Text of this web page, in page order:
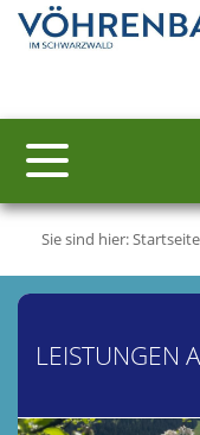
Sie sind hier:Startseite
LEISTUNGEN